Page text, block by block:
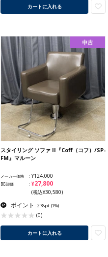
カートに入れる
スタイリング ソファ II『Coff（コフ）/SP-
FM』マルーン
メーカー価格 ¥124,000
BG卸価 ¥27,800
(税込¥30,580)
ポイント : 278pt (1%)
(0)
カートに入れる